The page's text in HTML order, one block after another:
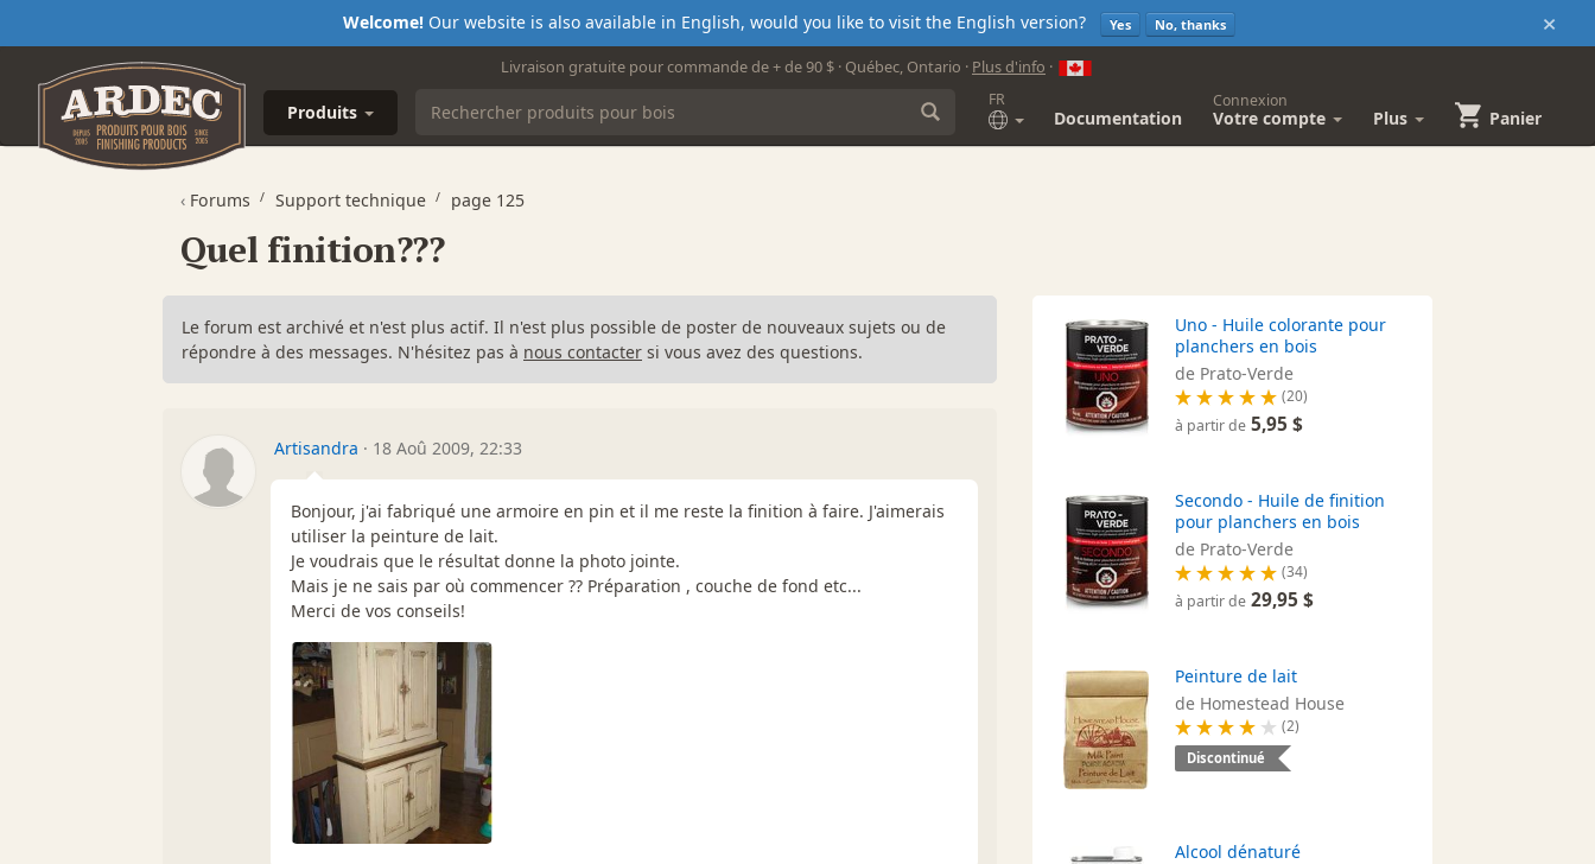
×
Welcome!Our website is also available in English, would you like to visit the English version? Yes No, thanks
Livraison gratuite pour commande de + de 90 $ · Québec, Ontario · Plus d'info ·
Produits
FR
Documentation
Connexion
Votre compte Plus Panier
‹ Forums Support technique page 125
Quel finition???
Le forum est archivé et n'est plus actif. Il n'est plus possible de poster de nouveaux sujets ou de
répondre à des messages. N'hésitez pas à nous contacter si vous avez des questions.
Artisandra · 18 Aoû 2009, 22:33
Bonjour, j'ai fabriqué une armoire en pin et il me reste la finition à faire. J'aimerais
utiliser la peinture de lait.
Je voudrais que le résultat donne la photo jointe.
Mais je ne sais par où commencer ?? Préparation , couche de fond etc...
Merci de vos conseils!
Uno - Huile colorante pour
planchers en bois
de Prato-Verde
(20)
à partir de 5,95 $
Secondo - Huile de finition
pour planchers en bois
de Prato-Verde
(34)
à partir de 29,95 $
Peinture de lait
de Homestead House
(2)
Discontinué
Alcool dénaturé